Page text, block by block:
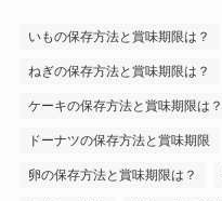
いもの保存方法と賞味期限は？
ねぎの保存方法と賞味期限は？
ケーキの保存方法と賞味期限は？
ドーナツの保存方法と賞味期限
卵の保存方法と賞味期限は？